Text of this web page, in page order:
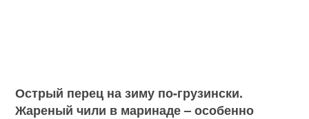
Острый перец на зиму по-грузински.
Жареный чили в маринаде – особенно